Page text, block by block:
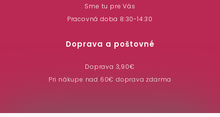
Sme tu pre Vás
Pracovná doba 8:30-14:30
Doprava a poštovné
Doprava 3,90€
Pri nákupe nad 60€ doprava zdarma